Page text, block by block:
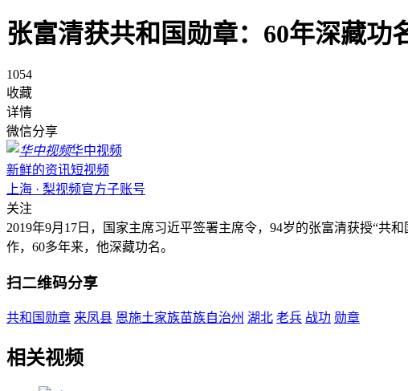
张富清获共和国勋章：60年深藏功
1054
收藏
详情
微信分享
华中视频
新鲜的资讯短视频
上海 · 梨视频官方子账号
关注
2019年9月17日，国家主席习近平签署主席令，94岁的张富清获授“共
作，60多年来，他深藏功名。
扫二维码分享
共和国勋章 来凤县 恩施土家族苗族自治州 湖北 老兵 战功 勋章
相关视频